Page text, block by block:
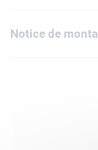
un autographe, des
maquillage et un
Notice de